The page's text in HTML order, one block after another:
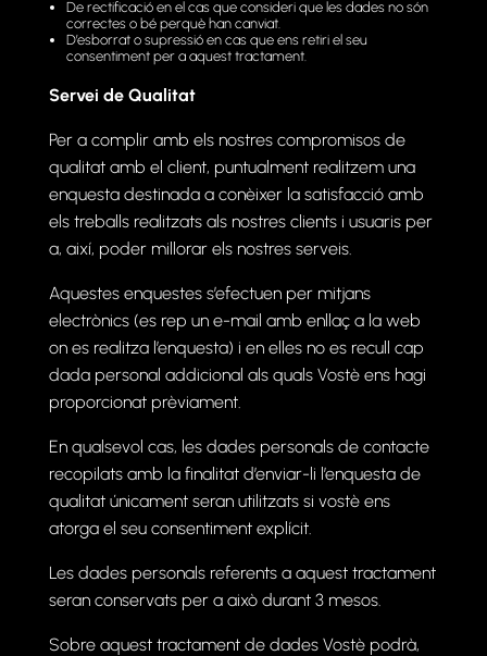
De rectificació en el cas que consideri que les dades no són
correctes o bé perquè han canviat.
D’esborrat o supressió en cas que ens retiri el seu
consentiment per a aquest tractament.
Servei de Qualitat
Per a complir amb els nostres compromisos de
qualitat amb el client, puntualment realitzem una
enquesta destinada a conèixer la satisfacció amb
els treballs realitzats als nostres clients i usuaris per
a, així, poder millorar els nostres serveis.
Aquestes enquestes s’efectuen per mitjans
electrònics (es rep un e-mail amb enllaç a la web
on es realitza l’enquesta) i en elles no es recull cap
dada personal addicional als quals Vostè ens hagi
proporcionat prèviament.
En qualsevol cas, les dades personals de contacte
recopilats amb la finalitat d’enviar-li l’enquesta de
qualitat únicament seran utilitzats si vostè ens
atorga el seu consentiment explícit.
Les dades personals referents a aquest tractament
seran conservats per a això durant 3 mesos.
Sobre aquest tractament de dades Vostè podrà,